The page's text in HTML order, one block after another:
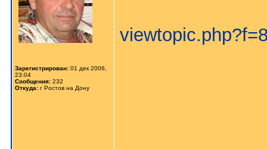
Зарегистрирован: 01 дек 2006,
23:04
Сообщения: 232
Откуда: г Ростов на Дону